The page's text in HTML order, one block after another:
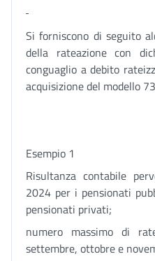
Si forniscono di seguito
della rateazione con
conguaglio a debito
acquisizione del modello
Esempio 1
Risultanza contabile
2024 per i pensionati
pensionati privati;
numero massimo di
settembre, ottobre e